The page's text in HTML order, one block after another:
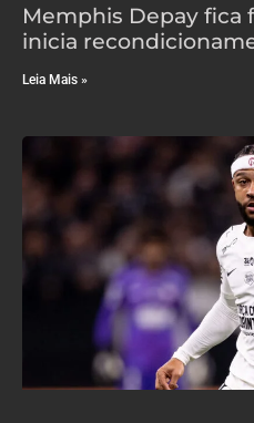
Memphis Depay fica
inicia
Leia Mais »